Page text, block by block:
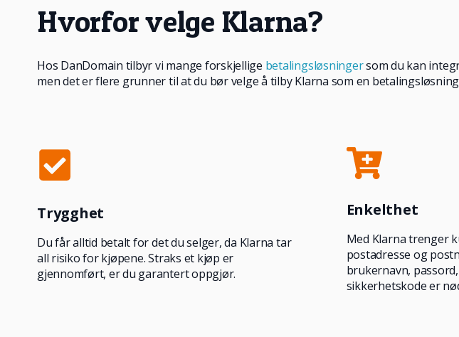
Hvorfor velge Klarna?
Hos DanDomain tilbyr vi mange forskjellige betalingsløsningersom du kan
men det er flere grunner til at du bør velge å tilby Klarna som en
Trygghet
Du får alltid betalt for det du selger, da Klarna tar
all risiko for kjøpene. Straks et kjøp er
gjennomført, er du garantert oppgjør.
Enkelthet
Med Klarna trenger
postadresse og
brukernavn,
sikkerhetskode er